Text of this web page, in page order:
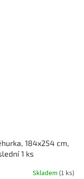
184x254 cm,
1 ks
Skladem (1 ks)